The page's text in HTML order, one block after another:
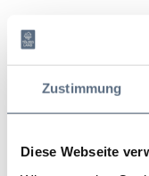
Zustimmung
Diese Webseite
4:53 h